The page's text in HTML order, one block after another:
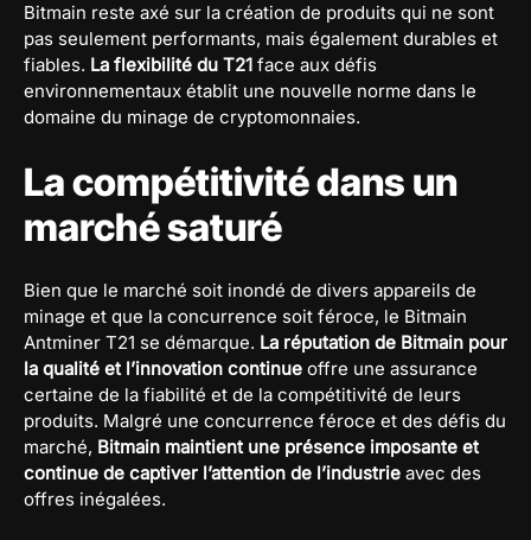
Bitmain reste axé sur la création de produits qui ne sont
pas seulement performants, mais également durables et
fiables. La flexibilité du T21 face aux défis
environnementaux établit une nouvelle norme dans le
domaine du minage de cryptomonnaies.
La compétitivité dans un
marché saturé
Bien que le marché soit inondé de divers appareils de
minage et que la concurrence soit féroce, le Bitmain
Antminer T21 se démarque. La réputation de Bitmain pour
la qualité et l’innovation continue offre une assurance
certaine de la fiabilité et de la compétitivité de leurs
produits. Malgré une concurrence féroce et des défis du
marché, Bitmain maintient une présence imposante et
continue de captiver l’attention de l’industrie avec des
offres inégalées.